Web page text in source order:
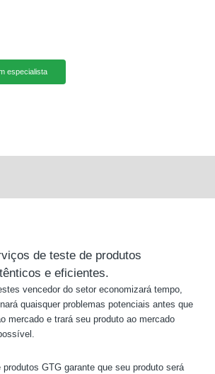
especialista
de teste de produtos
e eficientes.
vencedor do setor economizará tempo,
quaisquer problemas potenciais antes que
mercado e trará seu produto ao mercado
GTG garante que seu produto será